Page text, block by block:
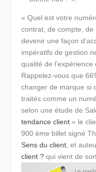
« Quel est votre
contrat, de compte,
devenir une façon
impératifs de gestion
qualité de l’expérience
Rappelez-vous que
changer de marque si
traités comme un
selon une étude de
tendance client« le
900 ème billet signé
Sens du client , et
client ? qui vient de